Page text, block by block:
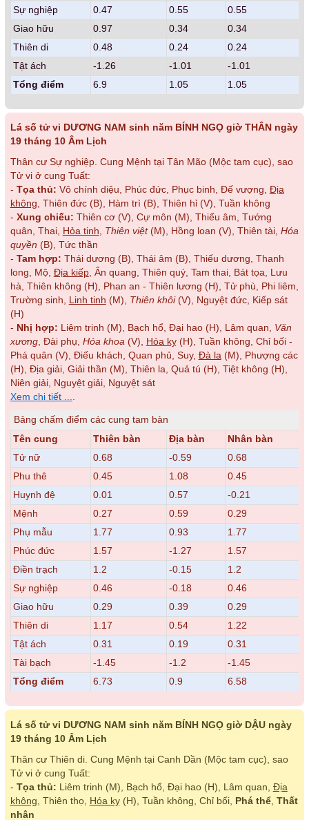
Sự nghiệp
0.47 0.55
0.55
Giao hữu
0.97 0.34
0.34
Thiên di
0.48 0.24
0.24
Tật ách
-1.26 -1.01
-1.01
Tổng điểm
6.9 1.05 1.05
Lá số tử vi DƯƠNG NAM sinh năm BÍNH NGỌ giờ THÂN ngày
19 tháng 10 Âm Lịch
Thân cư Sự nghiệp. Cung Mệnh tại Tân Mão (Mộc tam cục), sao
Tử vi ở cung Tuất:
- Tọa thủ: Vô chính diệu, Phúc đức, Phục binh, Đế vượng, Địa
không , Thiên đức (B), Hàm trì (B), Thiên hỉ (V), Tuần không
- Xung chiếu: Thiên cơ (V), Cự môn (M), Thiếu âm, Tướng
quân, Thai,
Hỏa tinh Thiên việt(M), Hồng loan (V), Thiên tài, Hóa
quyền (B), Tức thần
- Tam hợp: Thái dương (B), Thái âm (B), Thiếu dương, Thanh
long, Mộ, Địa kiếp, Ân quang, Thiên quý, Tam thai, Bát tọa, Lưu
hà, Thiên không (H), Phan an - Thiên lương (H), Tử phù, Phi liêm,
Trường sinh,
Linh tinh (M), Thiên khôi(V), Nguyệt đức, Kiếp sát
(H)
- Nhị hợp: Liêm trinh (M), Bạch hổ, Đại hao (H), Lâm quan, Văn
xương, Đài phụ, Hóa khoa (V), Hóa kỵ(H), Tuần không, Chỉ bối -
Phá quân (V), Điếu khách, Quan phủ, Suy, Đà la (M), Phượng các
(H), Địa giải, Giải thần (M), Thiên la, Quả tú (H), Tiệt không (H),
Niên giải, Nguyệt giải, Nguyệt sát
Xem chi tiết ...
Bảng chấm điểm các cung tam bàn
Tên cung
Thiên bàn Địa bàn
Nhân bàn
Tử nữ
0.68 -0.59
0.68
Phu thê
0.45 1.08
0.45
Huynh đệ
0.01 0.57
-0.21
Mệnh
0.27 0.59
0.29
Phụ mẫu
1.77 0.93
1.77
Phúc đức
1.57 -1.27
1.57
Điền trạch
1.2 -0.15
1.2
Sự nghiệp
0.46 -0.18
0.46
Giao hữu
0.29 0.39
0.29
Thiên di
1.17 0.54
1.22
Tật ách
0.31 0.19
0.31
Tài bạch
-1.45 -1.2
-1.45
Tổng điểm
6.73 0.9 6.58
Lá số tử vi DƯƠNG NAM sinh năm BÍNH NGỌ giờ DẬU ngày
19 tháng 10 Âm Lịch
Thân cư Thiên di. Cung Mệnh tại Canh Dần (Mộc tam cục), sao
Tử vi ở cung Tuất:
- Tọa thủ: Liêm trinh (M), Bạch hổ, Đại hao (H), Lâm quan, Địa
không , Thiên thọ, Hóa kỵ(H), Tuần không, Chỉ bối, Phá thể, Thất
nhân